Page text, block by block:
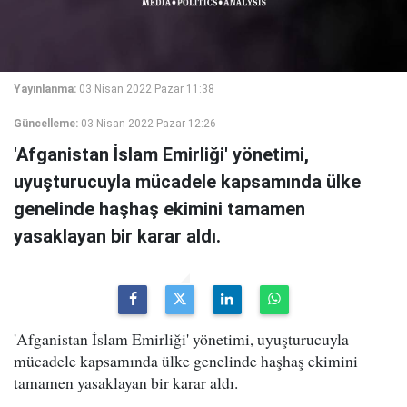
Yayınlanma: 03 Nisan 2022 Pazar 11:38
Güncelleme: 03 Nisan 2022 Pazar 12:26
'Afganistan İslam Emirliği' yönetimi,
uyuşturucuyla mücadele kapsamında ülke
genelinde haşhaş ekimini tamamen
yasaklayan bir karar aldı.
'Afganistan İslam Emirliği' yönetimi, uyuşturucuyla
mücadele kapsamında ülke genelinde haşhaş ekimini
tamamen yasaklayan bir karar aldı.